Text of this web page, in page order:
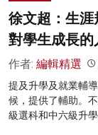
徐文超：生
對學生成長
作者: 編輯精選
提及升學及就業輔
候，提供了輔助。
級選科和中六級升